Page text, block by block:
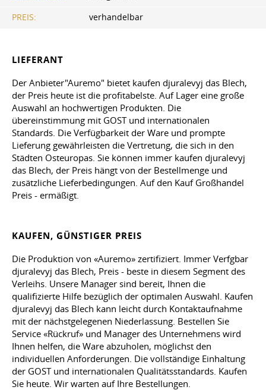
PREIS:
verhandelbar
LIEFERANT
Der Anbieter"Auremo" bietet kaufen djuralevyj das Blech,
der Preis heute ist die profitabelste. Auf Lager eine große
Auswahl an hochwertigen Produkten. Die
übereinstimmung mit GOST und internationalen
Standards. Die Verfügbarkeit der Ware und prompte
Lieferung gewährleisten die Vertretung, die sich in den
Städten Osteuropas. Sie können immer kaufen djuralevyj
das Blech, der Preis hängt von der Bestellmenge und
zusätzliche Lieferbedingungen. Auf den Kauf Großhandel
Preis - ermäßigt.
KAUFEN, GÜNSTIGER PREIS
Die Produktion von «Auremo» zertifiziert. Immer Verfgbar
djuralevyj das Blech, Preis - beste in diesem Segment des
Verleihs. Unsere Manager sind bereit, Ihnen die
qualifizierte Hilfe bezüglich der optimalen Auswahl. Kaufen
djuralevyj das Blech kann leicht durch Kontaktaufnahme
mit der nächstgelegenen Niederlassung. Bestellen Sie
Service «Rückruf» und Manager des Unternehmens wird
Ihnen helfen, die Ware abzuholen, möglichst den
individuellen Anforderungen. Die vollständige Einhaltung
der GOST und internationalen Qualitätsstandards. Kaufen
Sie heute. Wir warten auf Ihre Bestellungen.